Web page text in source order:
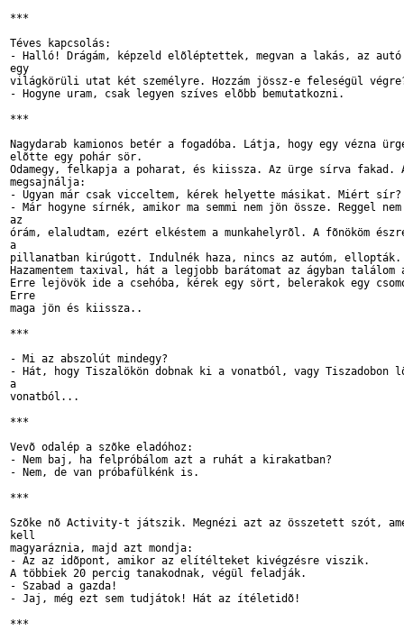
***
Téves kapcsolás:
- Halló! Drágám, képzeld elõléptettek, megvan a lakás, az
egy
világkörüli utat két személyre. Hozzám jössz-e feleségül
- Hogyne uram, csak legyen szíves elõbb bemutatkozni.
***
Nagydarab kamionos betér a fogadóba. Látja, hogy egy vézna
elõtte egy pohár sör.
Odamegy, felkapja a poharat, és kiissza. Az ürge sírva fakad.
megsajnálja:
- Ugyan már csak vicceltem, kérek helyette másikat. Miért sír?
- Már hogyne sírnék, amikor ma semmi nem jön össze. Reggel
az
órám, elaludtam, ezért elkéstem a munkahelyrõl. A fõnököm
a
pillanatban kirúgott. Indulnék haza, nincs az autóm, ellopták.
Hazamentem taxival, hát a legjobb barátomat az ágyban találom
Erre lejövök ide a csehóba, kérek egy sört, belerakok egy
Erre
maga jön és kiissza..
***
- Mi az abszolút mindegy?
- Hát, hogy Tiszalökön dobnak ki a vonatból, vagy Tiszadobon
a
vonatból...
***
Vevõ odalép a szõke eladóhoz:
- Nem baj, ha felpróbálom azt a ruhát a kirakatban?
- Nem, de van próbafülkénk is.
***
Szõke nõ Activity-t játszik. Megnézi azt az összetett szót,
kell
magyaráznia, majd azt mondja:
- Az az idõpont, amikor az elítélteket kivégzésre viszik.
A többiek 20 percig tanakodnak, végül feladják.
- Szabad a gazda!
- Jaj, még ezt sem tudjátok! Hát az ítéletidõ!
***